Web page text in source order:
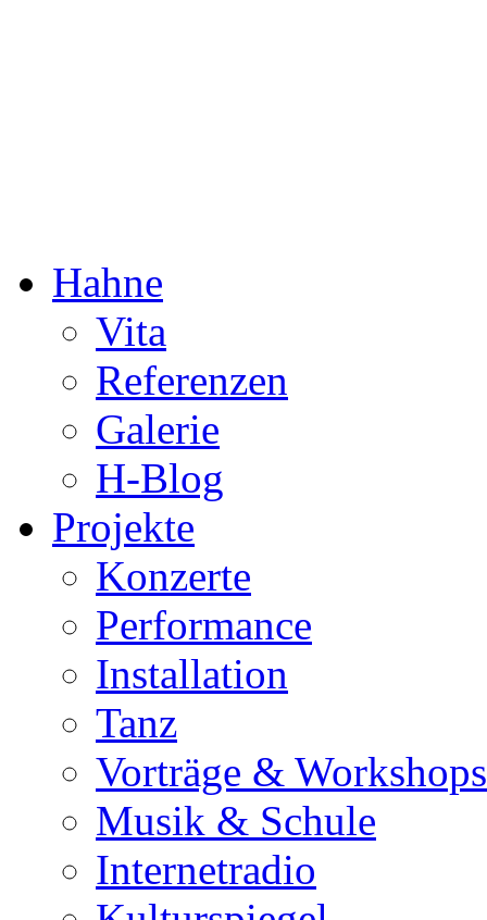
Hahne
Vita
Referenzen
Galerie
H-Blog
Projekte
Konzerte
Performance
Installation
Tanz
Vorträge & Workshops
Musik & Schule
Internetradio